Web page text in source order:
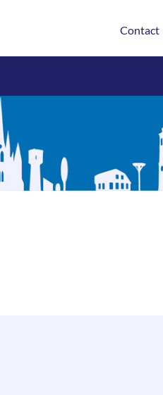
Contact